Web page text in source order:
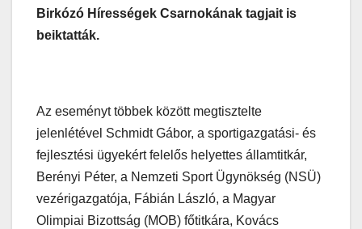
Birkózó Hírességek Csarnokának tagjait is
beiktatták.
Az eseményt többek között megtisztelte
jelenlétével Schmidt Gábor, a sportigazgatási- és
fejlesztési ügyekért felelős helyettes államtitkár,
Berényi Péter, a Nemzeti Sport Ügynökség (NSÜ)
vezérigazgatója, Fábián László, a Magyar
Olimpiai Bizottság (MOB) főtitkára, Kovács